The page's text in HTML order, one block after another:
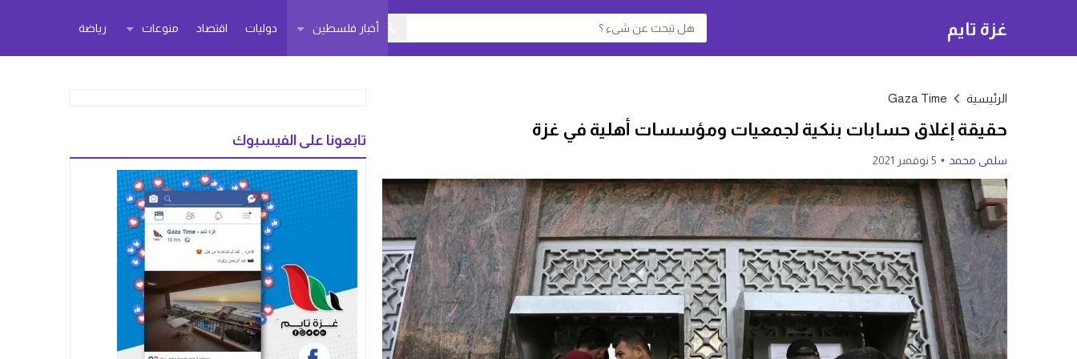
غزة تايم أخبار فلسطين دوليات اقتصاد منوعات رياضة
الرئيسية Gaza Time
حقيقة إغلاق حسابات بنكية لجمعيات ومؤسسات أهلية في غزة
سلمى محمد 5 نوفمبر 2021
تابعونا على الفيسبوك